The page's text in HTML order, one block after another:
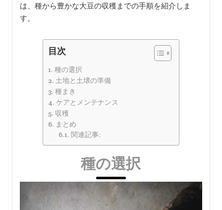
は、種から豊かな大豆の収穫までの手順を紹介しま
す。
目次
種の選択
土地と土壌の準備
種まき
ケアとメンテナンス
収穫
まとめ
関連記事:
種の選択